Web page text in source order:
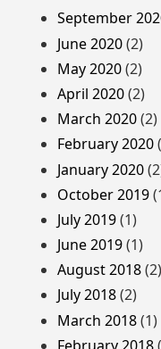
September
June 2020(2)
May 2020(2)
April 2020(2)
March 2020(2)
February 2020
January 2020
October 2019
July 2019(1)
June 2019(1)
August 2018(2)
July 2018(2)
March 2018(1)